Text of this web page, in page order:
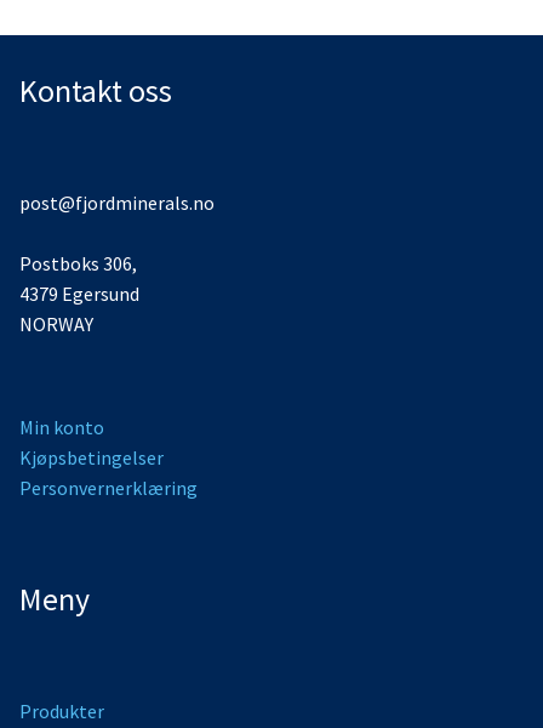
Kontakt oss
post@fjordminerals.no
Postboks 306,
4379 Egersund
NORWAY
Min konto
Kjøpsbetingelser
Personvernerklæring
Meny
Produkter